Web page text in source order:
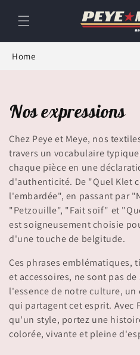
passer
au
Home
C
o
l
l
e
c
t
i
o
n
:
Nos expressions
Chez Peye et Meye, nos
travers un vocabulaire
chaque pièce en une
d'authenticité. De "Quel Klet
l'embardée", en passant par
"Petzouille", "Fait soif" et
est soigneusement choisie
d'une touche de belgitude.
Ces phrases emblématiques,
et accessoires, ne sont pas
l'essence de notre culture,
qui partagent cet esprit. Avec
qu'un style, portez une
colorée, vivante et pleine